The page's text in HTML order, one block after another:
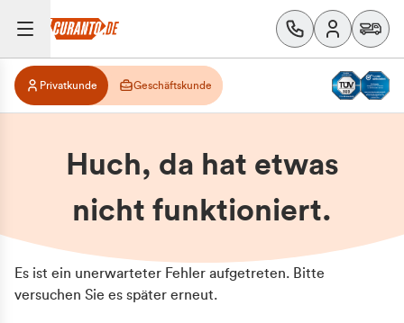
Privatkunde Geschäftskunde
Huch, da hat etwas
nicht funktioniert.
Es ist ein unerwarteter Fehler aufgetreten. Bitte
versuchen Sie es später erneut.